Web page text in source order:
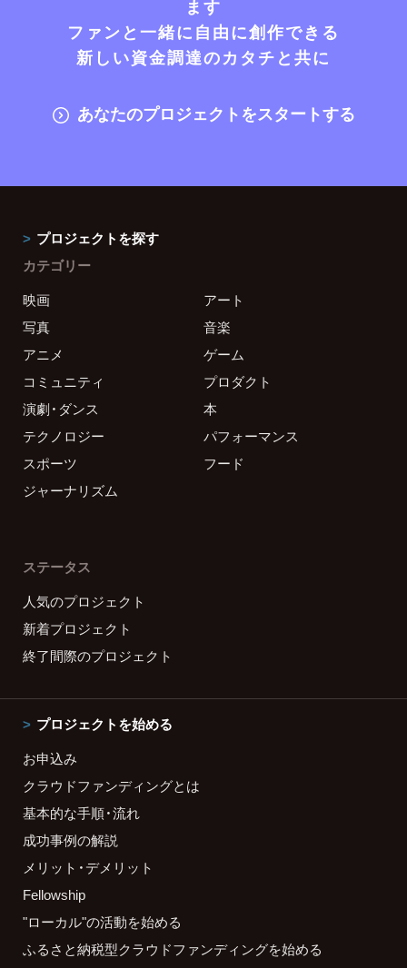
ます
ファンと一緒に自由に創作できる
新しい資金調達のカタチと共に
あなたのプロジェクトをスタートする
プロジェクトを探す
カテゴリー
映画
アート
写真
音楽
アニメ
ゲーム
コミュニティ
プロダクト
演劇・ダンス
本
テクノロジー
パフォーマンス
スポーツ
フード
ジャーナリズム
ステータス
人気のプロジェクト
新着プロジェクト
終了間際のプロジェクト
プロジェクトを始める
お申込み
クラウドファンディングとは
基本的な手順・流れ
成功事例の解説
メリット・デメリット
Fellowship
"ローカル"の活動を始める
ふるさと納税型クラウドファンディングを始める